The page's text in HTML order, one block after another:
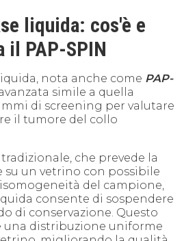
liquida: cos'è e
il PAP-SPIN
nota anche come PAP-
simile a quella
di screening per valutare
il tumore del collo
che prevede la
su un vetrino con possibile
del campione,
consente di sospendere
di conservazione. Questo
una distribuzione uniforme